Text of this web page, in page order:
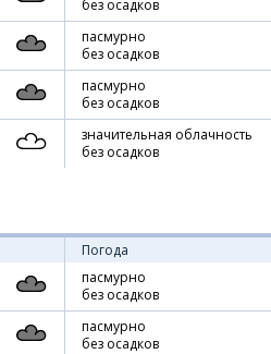
без осадков
пасмурно
без осадков
пасмурно
без осадков
значительная облачность
без осадков
Погода
пасмурно
без осадков
пасмурно
без осадков